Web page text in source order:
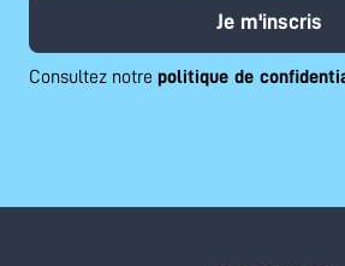
Je m'inscris
Consultez notre politique de